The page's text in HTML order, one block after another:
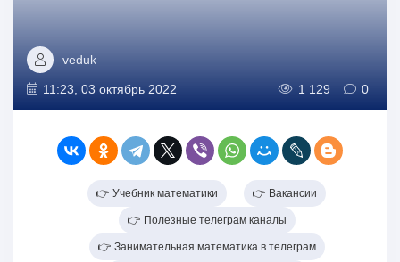
veduk
11:23, 03 октябрь 2022 1 129 0
👉 Учебник математики 👉 Вакансии
👉 Полезные телеграм каналы
👉 Занимательная математика в телеграм